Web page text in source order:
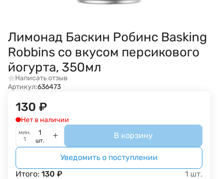
Лимонад Баскин Робинс Basking
Robbins со вкусом персикового
йогурта, 350мл
Написать отзыв
Артикул:636473
130 ₽
Нет в наличии
мин.
1
шт.
В корзину
Уведомить о поступлении
Итого: 130 ₽ 1 шт.